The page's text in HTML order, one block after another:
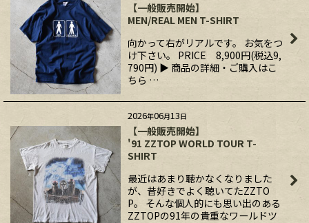
【一般販売開始】
MEN/REAL MEN T-SHIRT
向かって右がリアルです。 お気をつ
け下さい。 PRICE 8,900円(税込9,
790円) ▶ 商品の詳細・ご購入はこ
ちら …
2026年06月13日
【一般販売開始】
'91 ZZTOP WORLD TOUR T-
SHIRT
最近はあまり聴かなくなりました
が、昔好きでよく聴いてたZZTO
P。 そんな個人的にも思い出のある
ZZTOPの91年の貴重なワールドツ